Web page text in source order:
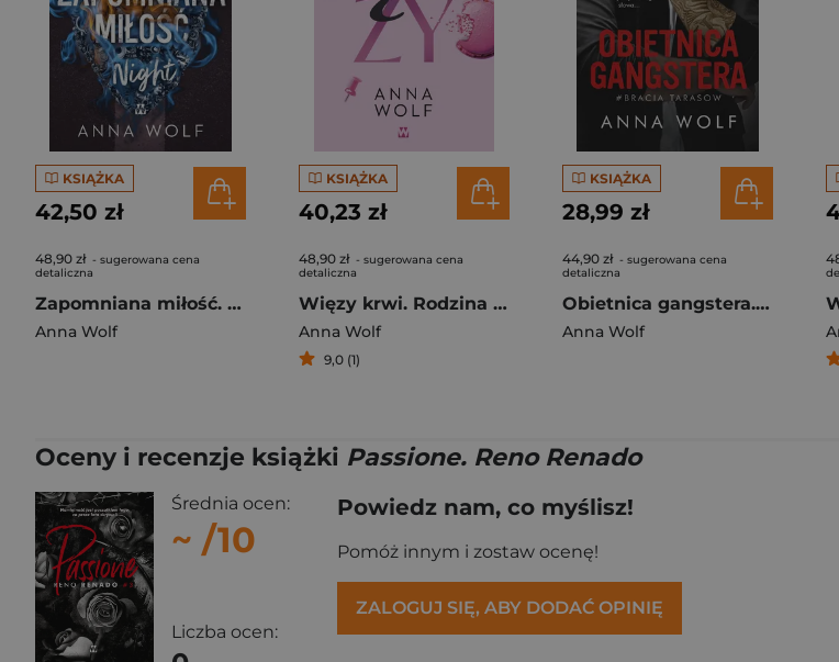
KSIĄŻKA
42,50 zł
48,90 zł - sugerowana cena
detaliczna
Zapomniana miłość. Night. Black Angels MC. Tom 2
Anna Wolf
KSIĄŻKA
40,23 zł
48,90 zł - sugerowana cena
detaliczna
Więzy krwi. Rodzina Marshall. Tom 3
Anna Wolf
9,0 (1)
KSIĄŻKA
28,99 zł
44,90 zł - sugerowana cena
detaliczna
Obietnica gangstera. Bracia Tarasow wyd. 2025
Anna Wolf
Oceny i recenzje książki Passione. Reno Renado
Średnia ocen:
~ /10
Liczba ocen:
Powiedz nam, co myślisz!
Pomóż innym i zostaw ocenę!
ZALOGUJ SIĘ, ABY DODAĆ OPINIĘ